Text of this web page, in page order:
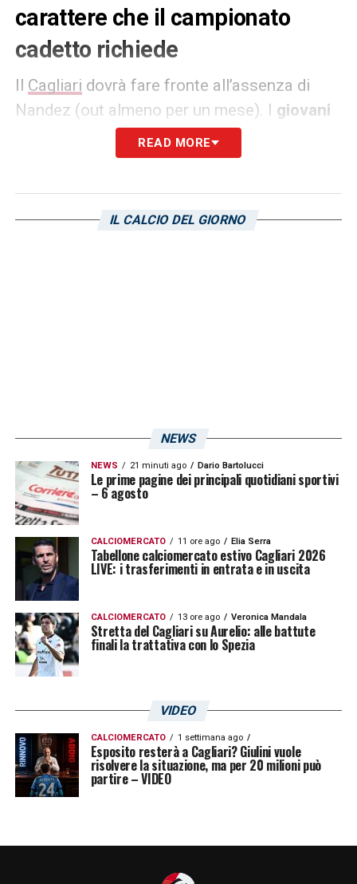
carattere che il campionato
cadetto richiede
Il Cagliari dovrà fare fronte all’assenza di
Nandez (out almeno per un mese). I giovani
Kourfalidis, Lella e Makoumbou dovranno
prendere in mano il centrocampo e tirare
READ MORE
IL CALCIO DEL GIORNO
NEWS
NEWS 21 minuti ago Dario Bartolucci
Le prime pagine dei principali quotidiani sportivi
– 6 agosto
CALCIOMERCATO 11 ore ago Elia Serra
Tabellone calciomercato estivo Cagliari 2026
LIVE: i trasferimenti in entrata e in uscita
CALCIOMERCATO 13 ore ago Veronica Mandala
Stretta del Cagliari su Aurelio: alle battute
finali la trattativa con lo Spezia
VIDEO
CALCIOMERCATO 1 settimana ago
Esposito resterà a Cagliari? Giulini vuole
risolvere la situazione, ma per 20 milioni può
partire – VIDEO